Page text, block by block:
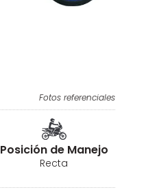
Fotos referenciales
Posición de Manejo
Recta